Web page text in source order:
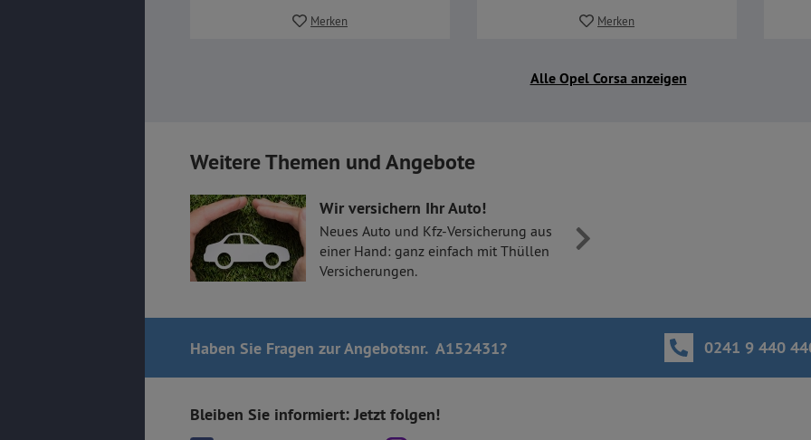
Merken Merken
Alle Opel Corsa anzeigen
Weitere Themen und Angebote
Wir versichern Ihr Auto!
Neues Auto und Kfz-Versicherung aus
einer Hand: ganz einfach mit Thüllen
Versicherungen.
Haben Sie Fragen zur Angebotsnr. A152431? 0241 9 440
Bleiben Sie informiert: Jetzt folgen!